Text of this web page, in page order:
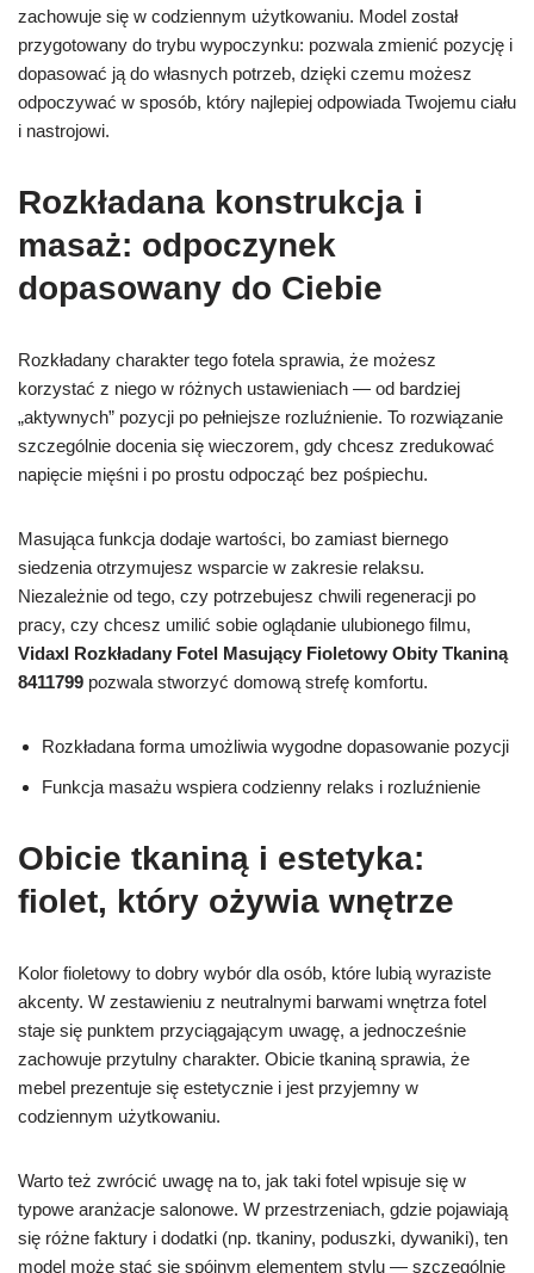
zachowuje się w codziennym użytkowaniu. Model został
przygotowany do trybu wypoczynku: pozwala zmienić pozycję i
dopasować ją do własnych potrzeb, dzięki czemu możesz
odpoczywać w sposób, który najlepiej odpowiada Twojemu ciału
i nastrojowi.
Rozkładana konstrukcja i
masaż: odpoczynek
dopasowany do Ciebie
Rozkładany charakter tego fotela sprawia, że możesz
korzystać z niego w różnych ustawieniach — od bardziej
„aktywnych” pozycji po pełniejsze rozluźnienie. To rozwiązanie
szczególnie docenia się wieczorem, gdy chcesz zredukować
napięcie mięśni i po prostu odpocząć bez pośpiechu.
Masująca funkcja dodaje wartości, bo zamiast biernego
siedzenia otrzymujesz wsparcie w zakresie relaksu.
Niezależnie od tego, czy potrzebujesz chwili regeneracji po
pracy, czy chcesz umilić sobie oglądanie ulubionego filmu,
Vidaxl Rozkładany Fotel Masujący Fioletowy Obity Tkaniną
8411799 pozwala stworzyć domową strefę komfortu.
Rozkładana forma umożliwia wygodne dopasowanie pozycji
Funkcja masażu wspiera codzienny relaks i rozluźnienie
Obicie tkaniną i estetyka:
fiolet, który ożywia wnętrze
Kolor fioletowy to dobry wybór dla osób, które lubią wyraziste
akcenty. W zestawieniu z neutralnymi barwami wnętrza fotel
staje się punktem przyciągającym uwagę, a jednocześnie
zachowuje przytulny charakter. Obicie tkaniną sprawia, że
mebel prezentuje się estetycznie i jest przyjemny w
codziennym użytkowaniu.
Warto też zwrócić uwagę na to, jak taki fotel wpisuje się w
typowe aranżacje salonowe. W przestrzeniach, gdzie pojawiają
się różne faktury i dodatki (np. tkaniny, poduszki, dywaniki), ten
model może stać się spójnym elementem stylu — szczególnie